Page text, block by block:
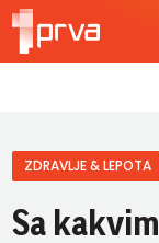
ZDRAVLJE & LEPOTA
Sa